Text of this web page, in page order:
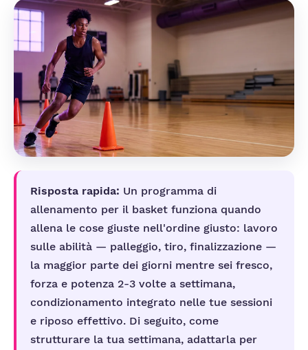
Risposta rapida: Un programma di
allenamento per il basket funziona quando
allena le cose giuste nell'ordine giusto: lavoro
sulle abilità — palleggio, tiro, finalizzazione —
la maggior parte dei giorni mentre sei fresco,
forza e potenza 2-3 volte a settimana,
condizionamento integrato nelle tue sessioni
e riposo effettivo. Di seguito, come
strutturare la tua settimana, adattarla per